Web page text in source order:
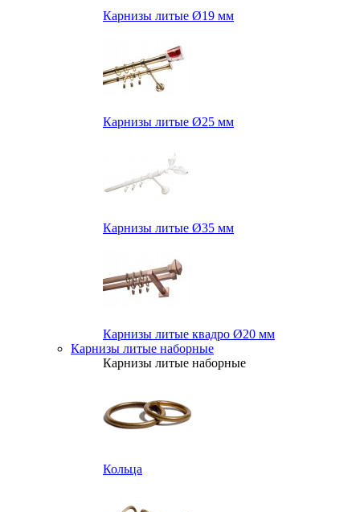
Карнизы литые Ø19 мм
Карнизы литые Ø25 мм
Карнизы литые Ø35 мм
Карнизы литые квадро Ø20 мм
Карнизы литые наборные
Карнизы литые наборные
Кольца